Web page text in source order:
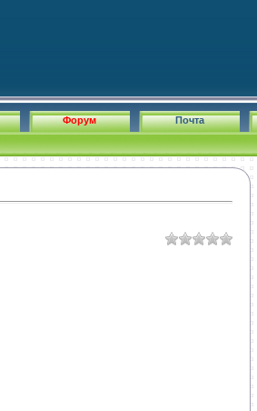
Почта
Форум